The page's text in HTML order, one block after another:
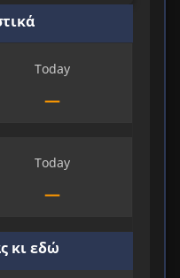
Today
—
Today
—
κι εδώ